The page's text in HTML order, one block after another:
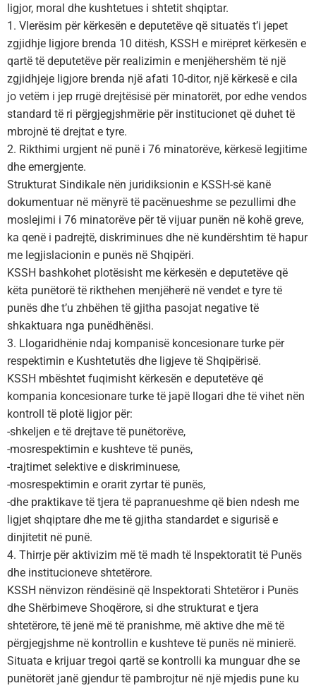
ligjor, moral dhe kushtetues i shtetit shqiptar.
1. Vlerësim për kërkesën e deputetëve që situatës t’i jepet
zgjidhje ligjore brenda 10 ditësh, KSSH e mirëpret kërkesën e
qartë të deputetëve për realizimin e menjëhershëm të një
zgjidhjeje ligjore brenda një afati 10-ditor, një kërkesë e cila
jo vetëm i jep rrugë drejtësisë për minatorët, por edhe vendos
standard të ri përgjegjshmërie për institucionet që duhet të
mbrojnë të drejtat e tyre.
2. Rikthimi urgjent në punë i 76 minatorëve, kërkesë legjitime
dhe emergjente.
Strukturat Sindikale nën juridiksionin e KSSH-së kanë
dokumentuar në mënyrë të pacënueshme se pezullimi dhe
moslejimi i 76 minatorëve për të vijuar punën në kohë greve,
ka qenë i padrejtë, diskriminues dhe në kundërshtim të hapur
me legjislacionin e punës në Shqipëri.
KSSH bashkohet plotësisht me kërkesën e deputetëve që
këta punëtorë të rikthehen menjëherë në vendet e tyre të
punës dhe t’u zhbëhen të gjitha pasojat negative të
shkaktuara nga punëdhënësi.
3. Llogaridhënie ndaj kompanisë koncesionare turke për
respektimin e Kushtetutës dhe ligjeve të Shqipërisë.
KSSH mbështet fuqimisht kërkesën e deputetëve që
kompania koncesionare turke të japë llogari dhe të vihet nën
kontroll të plotë ligjor për:
-shkeljen e të drejtave të punëtorëve,
-mosrespektimin e kushteve të punës,
-trajtimet selektive e diskriminuese,
-mosrespektimin e orarit zyrtar të punës,
-dhe praktikave të tjera të papranueshme që bien ndesh me
ligjet shqiptare dhe me të gjitha standardet e sigurisë e
dinjitetit në punë.
4. Thirrje për aktivizim më të madh të Inspektoratit të Punës
dhe institucioneve shtetërore.
KSSH nënvizon rëndësinë që Inspektorati Shtetëror i Punës
dhe Shërbimeve Shoqërore, si dhe strukturat e tjera
shtetërore, të jenë më të pranishme, më aktive dhe më të
përgjegjshme në kontrollin e kushteve të punës në minierë.
Situata e krijuar tregoi qartë se kontrolli ka munguar dhe se
punëtorët janë gjendur të pambrojtur në një mjedis pune ku